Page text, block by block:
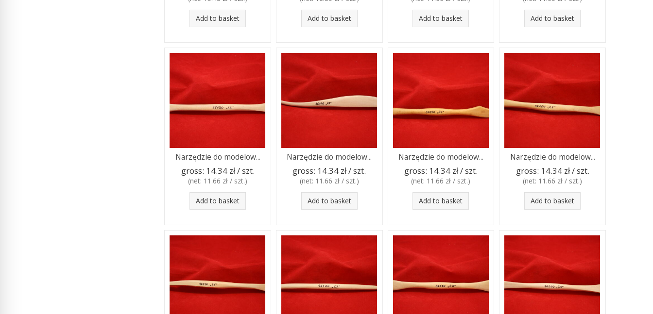
Add to basket Add to basket Add to basket Add to basket
Narzędzie do modelow...
gross: 14.34 zł / szt.
(net: 11.66 zł / szt.)
Add to basket
Narzędzie do modelow...
gross: 14.34 zł / szt.
(net: 11.66 zł / szt.)
Add to basket
Narzędzie do modelow...
gross: 14.34 zł / szt.
(net: 11.66 zł / szt.)
Add to basket
Narzędzie do modelow...
gross: 14.34 zł / szt.
(net: 11.66 zł / szt.)
Add to basket